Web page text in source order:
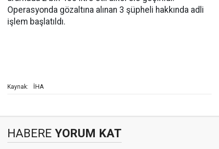
Operasyonda gözaltına alınan 3 şüpheli hakkında adli
işlem başlatıldı.
Kaynak: İHA
HABERE YORUM KAT